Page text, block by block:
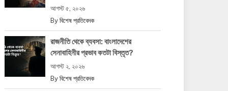
আগস্ট ৫, ২০২৬
By বিশেষ প্রতিবেদক
রাজনীতি থেকে ব্যবসা: বাংলাদেশের
সেনাবাহিনীর প্রভাব কতটা বিস্তৃত?
আগস্ট ২, ২০২৬
By বিশেষ প্রতিবেদক